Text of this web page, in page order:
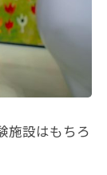
施設はもちろ